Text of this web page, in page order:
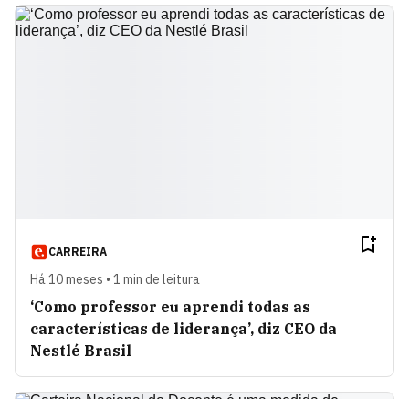
CARREIRA
Há 10 meses • 1 min de leitura
‘Como professor eu aprendi todas as
características de liderança’, diz CEO da
Nestlé Brasil